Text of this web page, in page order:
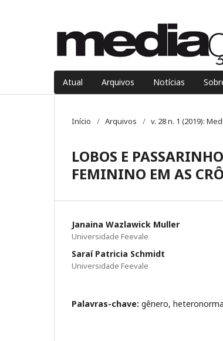
Atual Arquivos Notícias
Início / Arquivos / v. 28 n. 1 (2019):
LOBOS E
FEMININO EM AS
Janaina Wazlawick Muller
Universidade Feevale
Saraí Patricia Schmidt
Universidade Feevale
Palavras-chave: gênero,